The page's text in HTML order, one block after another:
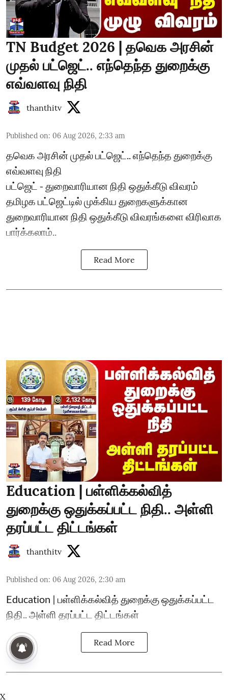
TN Budget 2026 | தவெக அரசின்
முதல் பட்ஜெட்.. எந்தெந்த துறைக்கு
எவ்வளவு நிதி
thanthitv
Published on: 06 Aug 2026, 2:33 am
தவெக அரசின் முதல் பட்ஜெட்.. எந்தெந்த துறைக்கு
எவ்வளவு நிதி
பட்ஜெட் - துறைவாரியான நிதி ஒதுக்கீடு விவரம்
தமிழக பட்ஜெட்டில் முக்கிய துறைகளுக்கான
துறைவாரியான நிதி ஒதுக்கீடு விவரங்களை விரிவாக
பார்க்கலாம்..
Read More
Education | பள்ளிக்கல்வித்
துறைக்கு ஒதுக்கப்பட்ட நிதி.. அள்ளி
தரப்பட்ட திட்டங்கள்
thanthitv
Published on: 06 Aug 2026, 2:30 am
Education | பள்ளிக்கல்வித் துறைக்கு ஒதுக்கப்பட்ட
நிதி.. அள்ளி தரப்பட்ட திட்டங்கள்
Read More
X